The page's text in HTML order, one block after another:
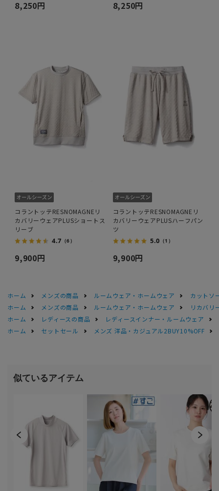
8,250円 8,250円
コラントッテRESNOMAGNEリ
カバリーウェアPLUSショートス
リーブ
4.7 （6）
9,900円
コラントッテRESNOMAGNEリ
カバリーウェアPLUSハーフパン
ツ
5.0 （1）
9,900円
ホーム メンズの商品 ルームウェア・ホームウェア
カットソ
ホーム
メンズの商品 ルームウェア・ホームウェア
リカバリ
ホーム
レディースの商品
レディースインナー・ルームウェア
ホーム
セットセール メンズ 洋品・カジュアル2BUY10%OFF